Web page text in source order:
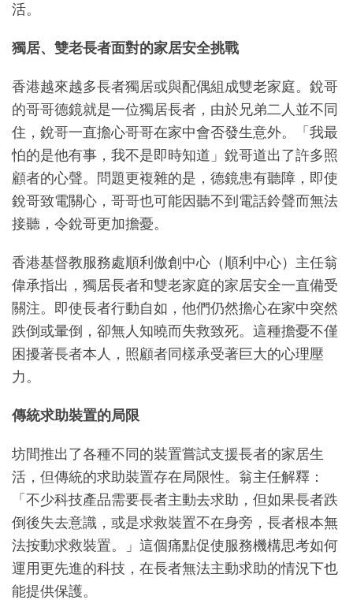
活。
獨居、雙老長者面對的家居安全挑戰
香港越來越多長者獨居或與配偶組成雙老家庭。銳哥
的哥哥德鏡就是一位獨居長者，由於兄弟二人並不同
住，銳哥一直擔心哥哥在家中會否發生意外。「我最
怕的是他有事，我不是即時知道」銳哥道出了許多照
顧者的心聲。問題更複雜的是，德鏡患有聽障，即使
銳哥致電關心，哥哥也可能因聽不到電話鈴聲而無法
接聽，令銳哥更加擔憂。
香港基督教服務處順利傲創中心（順利中心）主任翁
偉承指出，獨居長者和雙老家庭的家居安全一直備受
關注。即使長者行動自如，他們仍然擔心在家中突然
跌倒或暈倒，卻無人知曉而失救致死。這種擔憂不僅
困擾著長者本人，照顧者同樣承受著巨大的心理壓
力。
傳統求助裝置的局限
坊間推出了各種不同的裝置嘗試支援長者的家居生
活，但傳統的求助裝置存在局限性。翁主任解釋：
「不少科技產品需要長者主動去求助，但如果長者跌
倒後失去意識，或是求救裝置不在身旁，長者根本無
法按動求救裝置。」這個痛點促使服務機構思考如何
運用更先進的科技，在長者無法主動求助的情況下也
能提供保護。